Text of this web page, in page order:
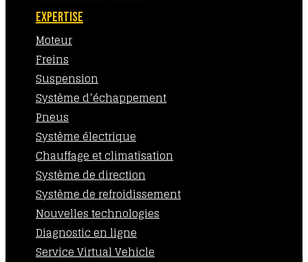
EXPERTISE
Moteur
Freins
Suspension
Système d’échappement
Pneus
Système électrique
Chauffage et climatisation
Système de direction
Système de refroidissement
Nouvelles technologies
Diagnostic en ligne
Service Virtual Vehicle